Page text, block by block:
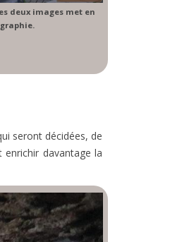
deux images met en
seront décidées, de
davantage la